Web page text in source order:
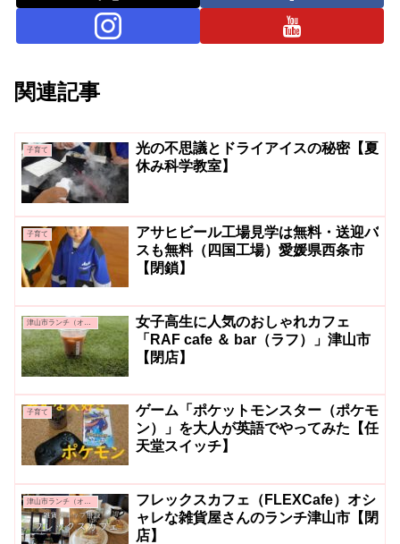
関連記事
子育て
光の不思議とドライアイスの秘密【夏
休み科学教室】
子育て
アサヒビール工場見学は無料・送迎バ
スも無料（四国工場）愛媛県西条市
【閉鎖】
津山市ランチ（オシャレ系・カフェ系）
女子高生に人気のおしゃれカフェ
「RAF cafe ＆ bar（ラフ）」津山市
【閉店】
子育て
ゲーム「ポケットモンスター（ポケモ
ン）」を大人が英語でやってみた【任
天堂スイッチ】
フレックスカフェ（FLEXCafe）オシ
ャレな雑貨屋さんのランチ津山市【閉
店】